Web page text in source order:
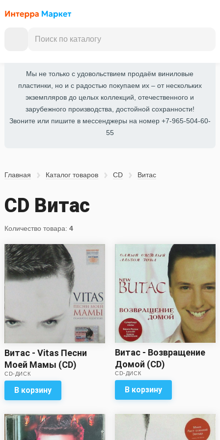
Мы не только с удовольствием продаём виниловые
пластинки, но и с радостью покупаем их – от нескольких
экземпляров до целых коллекций, отечественного и
зарубежного производства, достойной сохранности!
Звоните или пишите в мессенджеры на номер +7-965-504-60-
55
Главная Каталог товаров CD Витас
CD Витас
Количество товара: 4
Витас - Vitas Песни
Моей Мамы (CD)
CD-ДИСК
В корзину
Витас - Возвращение
Домой (CD)
CD-ДИСК
В корзину